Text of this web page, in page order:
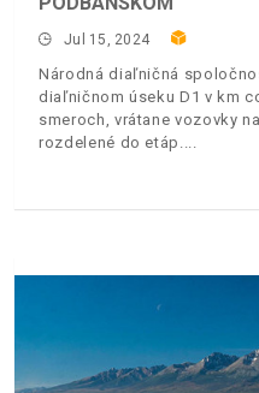
Jul 15, 2024
Národná diaľničná
diaľničnom úseku D1 v km
smeroch, vrátane vozovky
rozdelené do etáp.